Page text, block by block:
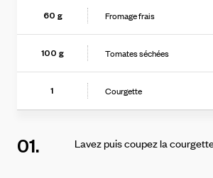
60 g Fromage frais
100 g Tomates séchées
1 Courgette
01. Lavez puis coupez la